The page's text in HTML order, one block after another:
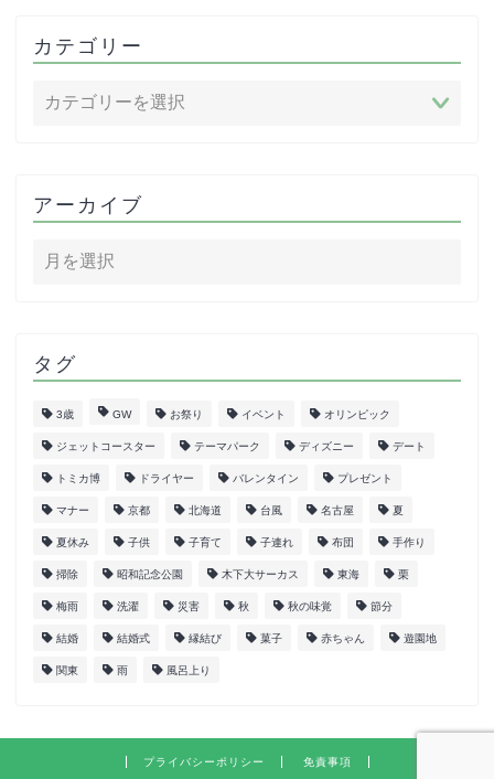
カテゴリー
アーカイブ
タグ
3歳 GW お祭り イベント オリンピック
ジェットコースター テーマパーク ディズニー デート
トミカ博 ドライヤー バレンタイン プレゼント
マナー 京都 北海道 台風 名古屋 夏
夏休み 子供 子育て 子連れ 布団 手作り
掃除 昭和記念公園 木下大サーカス 東海 栗
梅雨 洗濯 災害 秋 秋の味覚 節分
結婚 結婚式 縁結び 菓子 赤ちゃん 遊園地
関東 雨 風呂上り
プライバシーポリシー 免責事項